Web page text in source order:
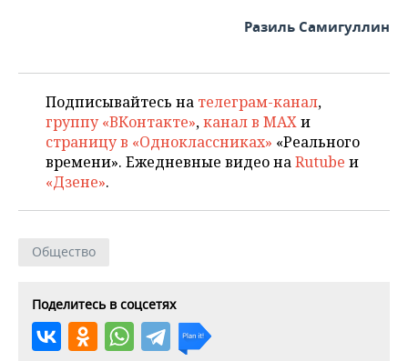
Разиль Самигуллин
Подписывайтесь на телеграм-канал,
группу «ВКонтакте»,канал в MAXи
страницу в «Одноклассниках» «Реального
времени». Ежедневные видео наRutube и
«Дзене».
Общество
Поделитесь в соцсетях